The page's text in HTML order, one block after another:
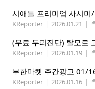
KReporter | 2026.01.21 |
(무료 두피진단) 탈모로
KReporter | 2026.01.19 |
부한마켓 주간광고 01/
KReporter | 2026.01.16 |